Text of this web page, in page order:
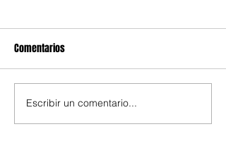
Receta: así se hace la
clásica rosca de Pascuas
Comentarios
Escribir un comentario...